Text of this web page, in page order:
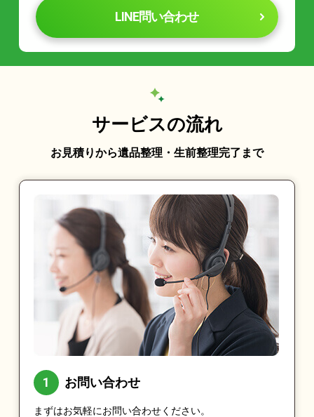
LINE問い合わせ
サービスの流れ
お見積りから遺品整理・生前整理完了まで
お問い合わせ
まずはお気軽にお問い合わせください。